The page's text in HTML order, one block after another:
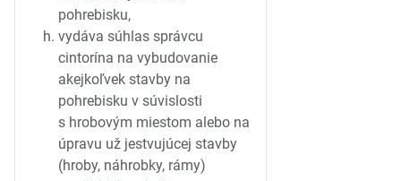
pohrebisku,
vydáva súhlas správcu
cintorína na vybudovanie
akejkoľvek stavby na
pohrebisku v súvislosti
s hrobovým miestom alebo na
úpravu už jestvujúcej stavby
(hroby, náhrobky, rámy)